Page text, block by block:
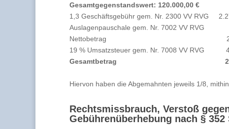
Gesamtgegenstandswert: 120.000,00 €
1,3 Geschäftsgebühr gem. Nr. 2300 VV RVG
Auslagenpauschale gem. Nr. 7002 VV RVG
Nettobetrag
19 % Umsatzsteuer gem. Nr. 7008 VV RVG
Gesamtbetrag
Hiervon haben die Abgemahnten jeweils 1/8, mithin
Rechtsmissbrauch, Verstoß
Gebührenüberhebung nach § 352